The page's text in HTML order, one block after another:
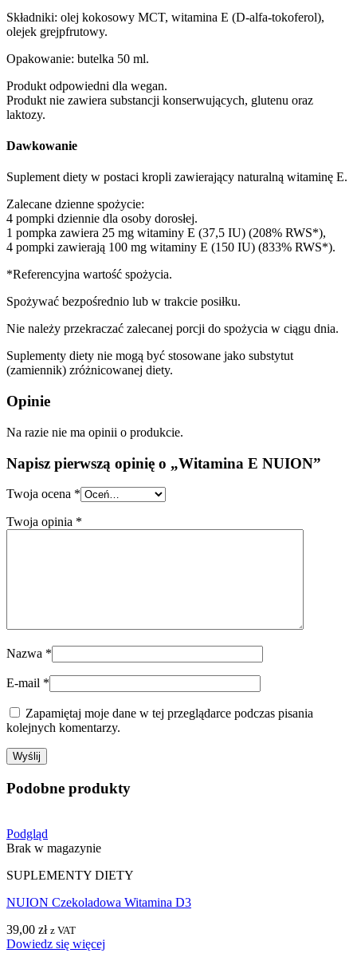
Składniki: olej kokosowy MCT, witamina E (D-alfa-tokoferol),
olejek grejpfrutowy.
Opakowanie: butelka 50 ml.
Produkt odpowiedni dla wegan.
Produkt nie zawiera substancji konserwujących, glutenu oraz
laktozy.
Dawkowanie
Suplement diety w postaci kropli zawierający naturalną witaminę E.
Zalecane dzienne spożycie:
4 pompki dziennie dla osoby dorosłej.
1 pompka zawiera 25 mg witaminy E (37,5 IU) (208% RWS*),
4 pompki zawierają 100 mg witaminy E (150 IU) (833% RWS*).
*Referencyjna wartość spożycia.
Spożywać bezpośrednio lub w trakcie posiłku.
Nie należy przekraczać zalecanej porcji do spożycia w ciągu dnia.
Suplementy diety nie mogą być stosowane jako substytut
(zamiennik) zróżnicowanej diety.
Opinie
Na razie nie ma opinii o produkcie.
Napisz pierwszą opinię o „Witamina E NUION”
Twoja ocena *
Twoja opinia *
Nazwa *
E-mail *
Zapamiętaj moje dane w tej przeglądarce podczas pisania
kolejnych komentarzy.
Podobne produkty
Podgląd
Brak w magazynie
SUPLEMENTY DIETY
NUION Czekoladowa Witamina D3
39,00 zł z VAT
Dowiedz się więcej